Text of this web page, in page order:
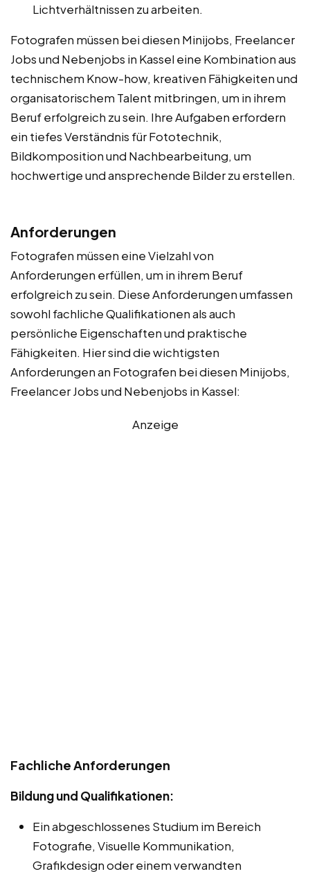
Lichtverhältnissen zu arbeiten.
Fotografen müssen bei diesen Minijobs, Freelancer
Jobs und Nebenjobs in Kassel eine Kombination aus
technischem Know-how, kreativen Fähigkeiten und
organisatorischem Talent mitbringen, um in ihrem
Beruf erfolgreich zu sein. Ihre Aufgaben erfordern
ein tiefes Verständnis für Fototechnik,
Bildkomposition und Nachbearbeitung, um
hochwertige und ansprechende Bilder zu erstellen.
Anforderungen
Fotografen müssen eine Vielzahl von
Anforderungen erfüllen, um in ihrem Beruf
erfolgreich zu sein. Diese Anforderungen umfassen
sowohl fachliche Qualifikationen als auch
persönliche Eigenschaften und praktische
Fähigkeiten. Hier sind die wichtigsten
Anforderungen an Fotografen bei diesen Minijobs,
Freelancer Jobs und Nebenjobs in Kassel:
Anzeige
Fachliche Anforderungen
Bildung und Qualifikationen:
Ein abgeschlossenes Studium im Bereich
Fotografie, Visuelle Kommunikation,
Grafikdesign oder einem verwandten